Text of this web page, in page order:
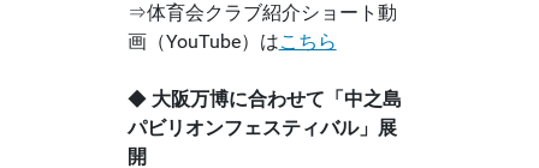
⇒体育会クラブ紹介ショート動
画（YouTube）はこちら
◆ 大阪万博に合わせて「中之島
パビリオンフェスティバル」展
開